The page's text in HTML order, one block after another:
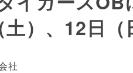
）、12日（
社